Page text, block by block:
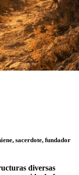
sacerdote, fundador
diversas